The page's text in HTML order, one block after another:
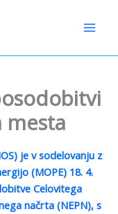
mesta
je v sodelovanju z
(MOPE) 18. 4.
Celovitega
načrta (NEPN), s